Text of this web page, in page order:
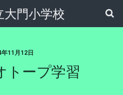
大門小学校
11月12日
ープ学習